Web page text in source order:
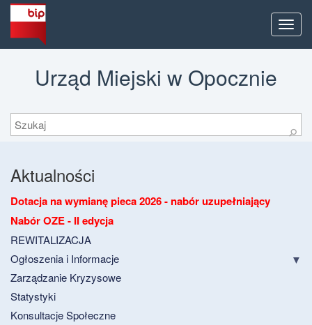
Menu
Urząd Miejski w Opocznie
Szukaj
⚲
Aktualności
Dotacja na wymianę pieca 2026 - nabór uzupełniający
Nabór OZE - II edycja
REWITALIZACJA
Ogłoszenia i Informacje
Zarządzanie Kryzysowe
Statystyki
Konsultacje Społeczne